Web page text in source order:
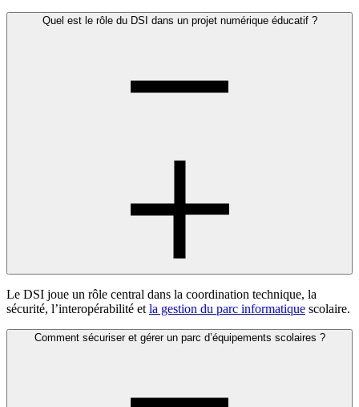
Quel est le rôle du DSI dans un projet numérique éducatif ?
Le DSI joue un rôle central dans la coordination technique, la
sécurité, l’interopérabilité et la gestion du parc informatique scolaire.
Comment sécuriser et gérer un parc d’équipements scolaires ?